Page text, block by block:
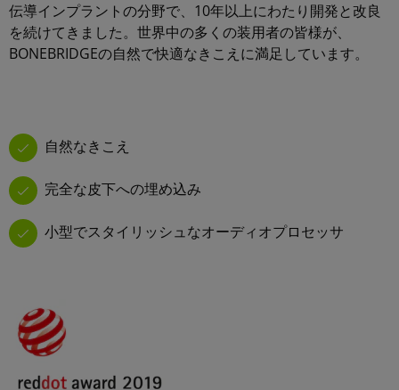
伝導インプラントの分野で、10年以上にわたり開発と改良
を続けてきました。世界中の多くの装用者の皆様が、
BONEBRIDGEの自然で快適なきこえに満足しています。
自然なきこえ
完全な皮下への埋め込み
小型でスタイリッシュなオーディオプロセッサ